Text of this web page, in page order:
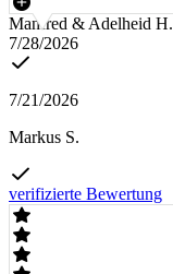
Manfred & Adelheid H.
7/28/2026
7/21/2026
Markus S.
verifizierte Bewertung